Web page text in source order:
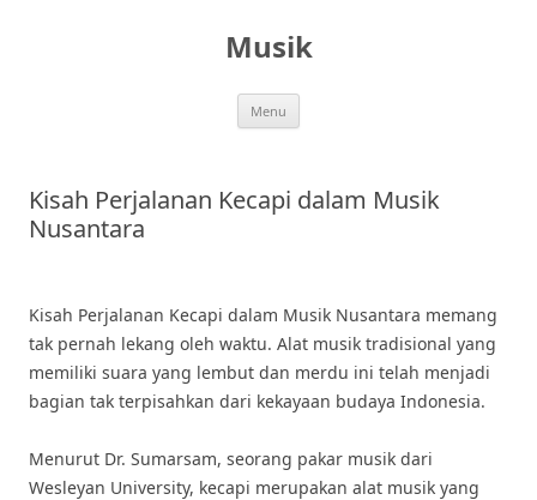
Musik
Menu
Kisah Perjalanan Kecapi dalam Musik
Nusantara
Kisah Perjalanan Kecapi dalam Musik Nusantara memang
tak pernah lekang oleh waktu. Alat musik tradisional yang
memiliki suara yang lembut dan merdu ini telah menjadi
bagian tak terpisahkan dari kekayaan budaya Indonesia.
Menurut Dr. Sumarsam, seorang pakar musik dari
Wesleyan University, kecapi merupakan alat musik yang